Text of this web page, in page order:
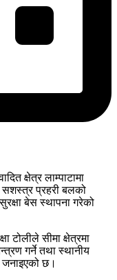
क्षेत्र लाम्पाटामा
सशस्त्र प्रहरी बलको
बेस स्थापना गरेको
टोलीले सीमा क्षेत्रमा
गर्ने तथा स्थानीय
जनाइएको छ।